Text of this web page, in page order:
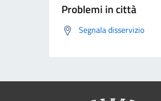
Problemi in città
Segnala disservizio